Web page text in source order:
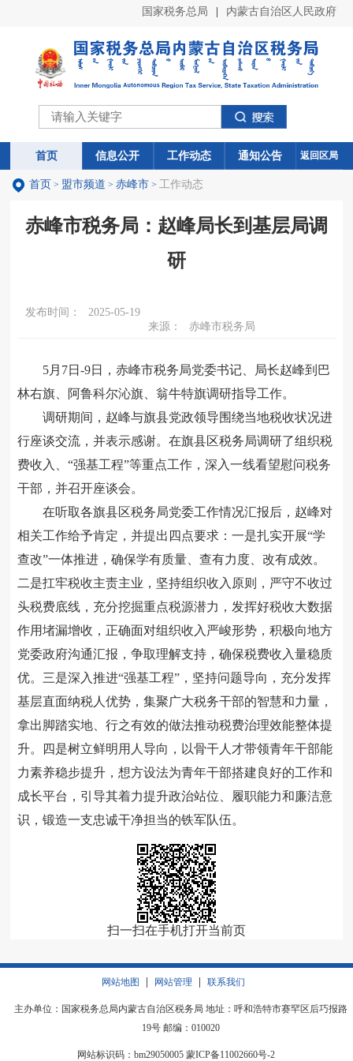
国家税务总局 内蒙古自治区人民政府
首页 信息公开 工作动态 通知公告
首页 信息公开 工作动态 通知公告 返回区局
首页 > 盟市频道 > 赤峰市> 工作动态
赤峰市税务局：赵峰局长到基层局调
研
发布时间：
2025-05-19
来源：
赤峰市税务局
5月 7日 -9日， 赤峰市税务局党委书记、局长赵峰到 巴
林右旗、阿鲁科尔沁旗、翁牛特旗调研指导工作。
调研期间， 赵峰与旗县党政领导围绕当地税收状况进
行座谈交流，并表示感谢。 在旗县区税务局调研了组织税
费收入、 “强基工程”等重点工作，深入一线看望慰问税务
干部，并召开座谈会。
在听取各旗县区税务局党委工作情况汇报后， 赵峰对
相关工作给予肯定，并提出四点要求： 一是扎实开展“学
查改”一体推进，确保学有质量、查有力度、改有成效。
二是扛牢税收主责主业，坚持组织收入原则，严守不收过
头税费底线，充分挖掘重点税源潜力，发挥好税收大数据
作用堵漏增收，正确面对组织收入严峻形势，积极向地方
党委政府沟通汇报，争取理解支持，确保税费收入量稳质
优。三是深入推进“强基工程”，坚持问题导向，充分发挥
基层直面纳税人优势，集聚广大税务干部的智慧和力量，
拿出脚踏实地、行之有效的做法推动税费治理效能整体提
升。四是树立鲜明用人导向，以骨干人才带领青年干部能
力素养稳步提升，想方设法为青年干部搭建良好的工作和
成长平台，引导其着力提升政治站位、履职能力和廉洁意
识，锻造一支忠诚干净担当的铁军队伍。
扫一扫在手机打开当前页
网站地图 网站管理 联系我们
主办单位：国家税务总局内蒙古自治区税务局 地址：呼和浩特市赛罕区后巧报路
19号 邮编：010020
网站标识码：bm29050005 蒙ICP备11002660号-2